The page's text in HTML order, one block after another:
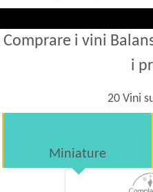
Comprare i vini
i
20 Vini
Miniature